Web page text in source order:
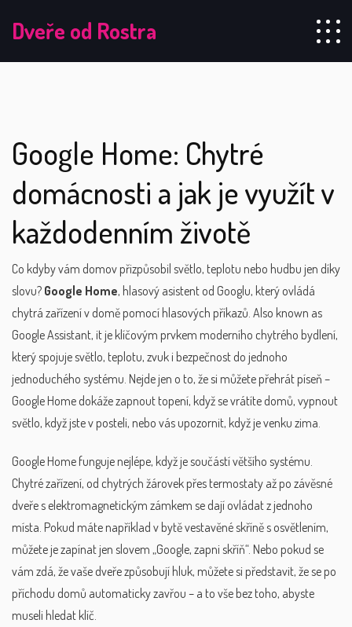
Dveře od Rostra
Google Home: Chytré
domácnosti a jak je využít v
každodenním životě
Co kdyby vám domov přizpůsobil světlo, teplotu nebo hudbu jen díky
slovu? Google Home, hlasový asistent od Googlu, který ovládá
chytrá zařízení v domě pomocí hlasových příkazů. Also known as
Google Assistant, it je klíčovým prvkem moderního chytrého bydlení,
který spojuje světlo, teplotu, zvuk i bezpečnost do jednoho
jednoduchého systému. Nejde jen o to, že si můžete přehrát píseň –
Google Home dokáže zapnout topení, když se vrátíte domů, vypnout
světlo, když jste v posteli, nebo vás upozornit, když je venku zima.
Google Home funguje nejlépe, když je součástí většího systému.
Chytré zařízení, od chytrých žárovek přes termostaty až po závěsné
dveře s elektromagnetickým zámkem se dají ovládat z jednoho
místa. Pokud máte například v bytě vestavěné skříně s osvětlením,
můžete je zapínat jen slovem „Google, zapni skříň“. Nebo pokud se
vám zdá, že vaše dveře způsobují hluk, můžete si představit, že se po
příchodu domů automaticky zavřou – a to vše bez toho, abyste
museli hledat klíč.